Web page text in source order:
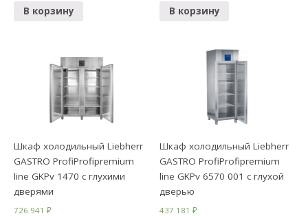
В корзину В корзину
Шкаф холодильный Liebherr
GASTRO ProfiProfipremium
line GKPv 1470 с глухими
дверями
726 941₽
Шкаф холодильный Liebherr
GASTRO ProfiProfipremium
line GKPv 6570 001 с глухой
дверью
437 181₽